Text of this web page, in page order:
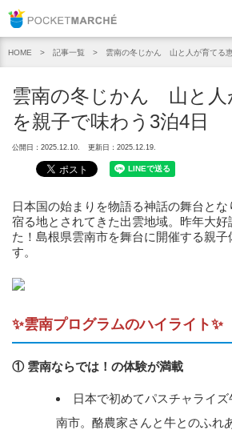
Pocket
HOME 記事一覧 雲南の冬じかん 山と人が育てる
雲南の冬じかん 山と人
を親子で味わう3泊4日
公開日：2025.12.10. 更新日：2025.12.19.
日本国の始まりを物語る神話の舞台と
宿る地とされてきた出雲地域。昨年大好
た！島根県雲南市を舞台に開催する親
す。
✨雲南プログラムのハイライト✨
① 雲南ならでは！の体験が満載
日本で初めてパスチャライ
南市。酪農家さんと牛とのふれ